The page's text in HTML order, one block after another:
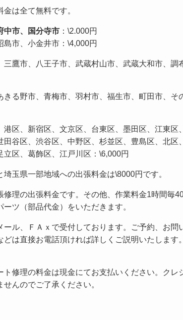
は全て無料です。
中市、国分寺市 ：\2.000円
島市、小金井市：\4,000円
三鷹市、八王子市、武蔵村山市、武蔵大和市、調
きる野市、青梅市、羽村市、福生市、町田市、そ
港区、新宿区、文京区、台東区、墨田区、江東区
田谷区、渋谷区、中野区、杉並区、豊島区、北区
立区、葛飾区、江戸川区：\6,000円
玉県一部地域への出張料金は\8000円です。
修理の出張料金です。その他、作業料金1時間毎
ツ（部品代金）をいただきます。
ール、ＦＡｘで受付しております。ご予約、お問
どは直接お電話頂ければ詳しくご説明いたします
ト修理の料金は現金にてお支払いください。クレ
せんのでご了承ください。